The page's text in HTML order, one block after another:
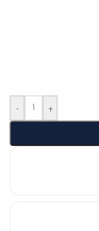
- +